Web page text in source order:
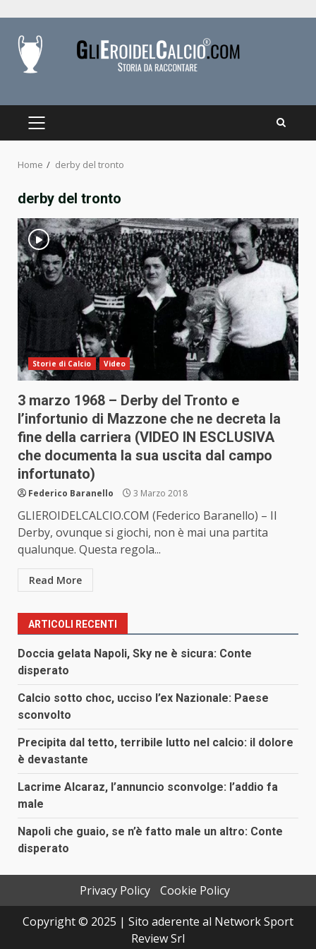
content
PRIMARY
Home derby del tronto
derby del tronto
Storie di Calcio Video
3 marzo 1968 – Derby del Tronto e
l’infortunio di Mazzone che ne decreta la
fine della carriera (VIDEO IN ESCLUSIVA
che documenta la sua uscita dal campo
infortunato)
Federico Baranello 3 Marzo 2018
GLIEROIDELCALCIO.COM (Federico Baranello) – Il
Derby, ovunque si giochi, non è mai una partita
qualunque. Questa regola...
Read More
ARTICOLI RECENTI
Doccia gelata Napoli, Sky ne è sicura: Conte
disperato
Calcio sotto choc, ucciso l’ex Nazionale: Paese
sconvolto
Precipita dal tetto, terribile lutto nel calcio: il dolore
è devastante
Lacrime Alcaraz, l’annuncio sconvolge: l’addio fa
male
Napoli che guaio, se n’è fatto male un altro: Conte
disperato
Privacy Policy
Cookie Policy
Copyright © 2025 | Sito aderente al Network Sport
Review Srl